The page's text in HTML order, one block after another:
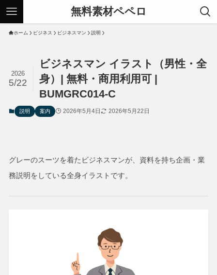
無料素材ペペロ
ホーム ビジネス ビジネスマン 説明
ビジネスマン イラスト（男性・全
身）| 無料・商用利用可 |
BUMGRC014-C
2026
5/22
説明 案内 2026年5月4日 2026年5月22日
グレーのスーツを着たビジネスマンが、 資料を持ち企画・業
務説明をしている全身イラストです。